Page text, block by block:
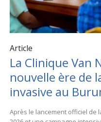
Article
La Clinique Van
nouvelle ère de
invasive au
Après le lancement officiel de